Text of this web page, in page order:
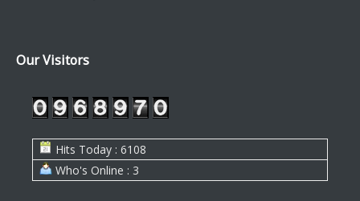
Our Visitors
Hits Today : 6108
Who's Online : 3